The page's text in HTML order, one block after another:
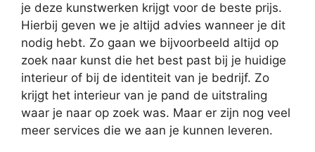
je deze kunstwerken krijgt voor de beste prijs.
Hierbij geven we je altijd advies wanneer je dit
nodig hebt. Zo gaan we bijvoorbeeld altijd op
zoek naar kunst die het best past bij je huidige
interieur of bij de identiteit van je bedrijf. Zo
krijgt het interieur van je pand de uitstraling
waar je naar op zoek was. Maar er zijn nog veel
meer services die we aan je kunnen leveren.